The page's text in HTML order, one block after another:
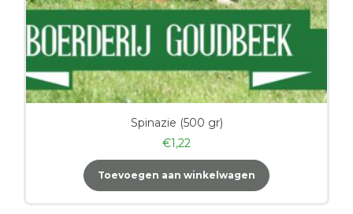
Spinazie (500 gr)
€1,22
Toevoegen aan winkelwagen